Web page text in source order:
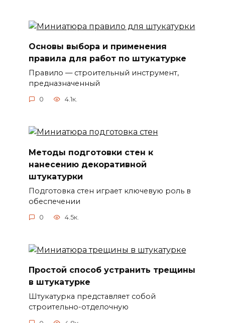
Основы выбора и применения
правила для работ по штукатурке
Правило — строительный инструмент,
предназначенный
0 4.1к.
Методы подготовки стен к
нанесению декоративной
штукатурки
Подготовка стен играет ключевую роль в
обеспечении
0 4.5к.
Простой способ устранить трещины
в штукатурке
Штукатурка представляет собой
строительно-отделочную